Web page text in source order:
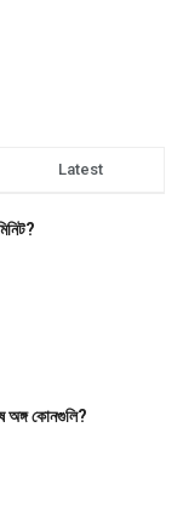
Latest
অঙ্গ কোনগুলি?